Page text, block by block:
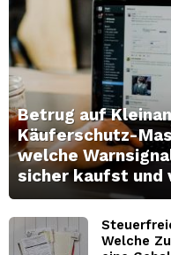
Betrug auf
Käuferschutz-
welche
sicher kaufst
Welche